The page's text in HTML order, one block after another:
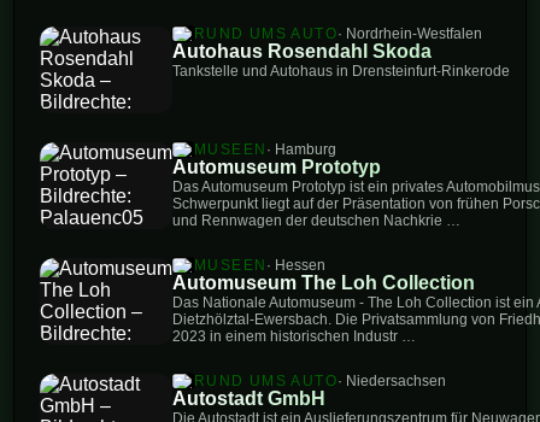
RUND UMS AUTO· Nordrhein-Westfalen
Autohaus Rosendahl Skoda
Tankstelle und Autohaus in Drensteinfurt-Rinkerode
MUSEEN · Hamburg
Automuseum Prototyp
Das Automuseum Prototyp ist ein privates
Schwerpunkt liegt auf der Präsentation von frühen
und Rennwagen der deutschen Nachkrie …
MUSEEN · Hessen
Automuseum The Loh Collection
Das Nationale Automuseum - The Loh Collection ist ein
Dietzhölztal-Ewersbach. Die Privatsammlung von
2023 in einem historischen Industr …
RUND UMS AUTO· Niedersachsen
Autostadt GmbH
Die Autostadt ist ein Auslieferungszentrum für